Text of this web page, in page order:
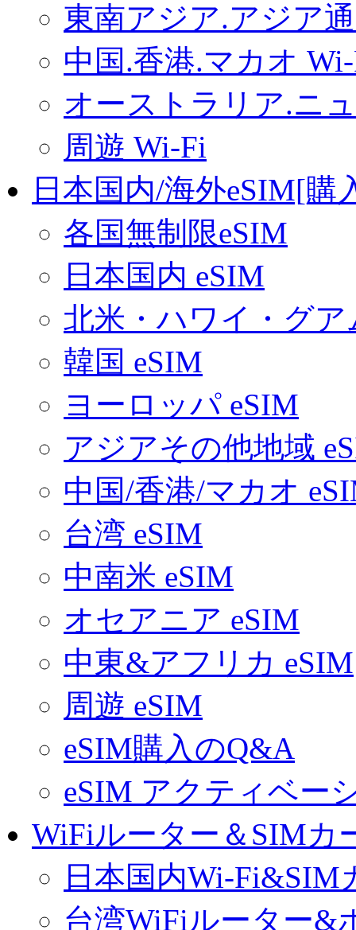
東南アジア.アジア
中国.香港.マカオ
オーストラリア.ニ
周遊 Wi-Fi
日本国内/海外eSIM[購
各国無制限eSIM
日本国内 eSIM
北米・ハワイ・グア
韓国 eSIM
ヨーロッパ eSIM
アジアその他地域
中国/香港/マカオ
台湾 eSIM
中南米 eSIM
オセアニア eSIM
中東&アフリカ eSIM
周遊 eSIM
eSIM購入のQ&A
eSIM アクティベー
WiFiルーター＆SIMカ
日本国内Wi-Fi&SIM
台湾WiFiルーター&